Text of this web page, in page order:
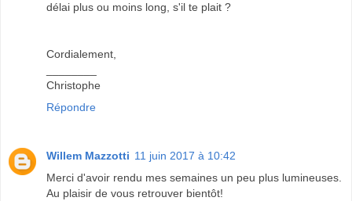
délai plus ou moins long, s'il te plait ?
Cordialement,
Christophe
Répondre
Willem Mazzotti 11 juin 2017 à 10:42
Merci d'avoir rendu mes semaines un peu plus lumineuses.
Au plaisir de vous retrouver bientôt!